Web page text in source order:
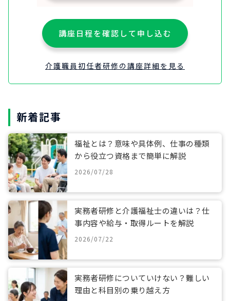
講座日程を確認して申し込む
介護職員初任者研修の講座詳細を見る
新着記事
福祉とは？意味や具体例、仕事の種類
から役立つ資格まで簡単に解説
2026/07/28
実務者研修と介護福祉士の違いは？仕
事内容や給与・取得ルートを解説
2026/07/22
実務者研修についていけない？難しい
理由と科目別の乗り越え方